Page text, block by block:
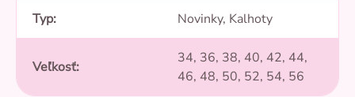
Typ: Novinky, Kalhoty
Veľkosť:
34, 36, 38, 40, 42, 44,
46, 48, 50, 52, 54, 56